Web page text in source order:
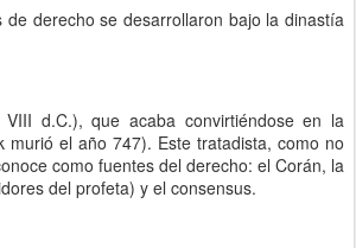
de derecho se desarrollaron bajo la dinastía
d.C.), que acaba convirtiéndose en la
murió el año 747). Este tratadista, como no
como fuentes del derecho: el Corán, la
del profeta) y el consensus.